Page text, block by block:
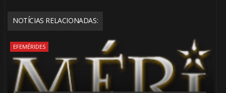
NOTÍCIAS RELACIONADAS:
EFEMÉRIDES
⚡